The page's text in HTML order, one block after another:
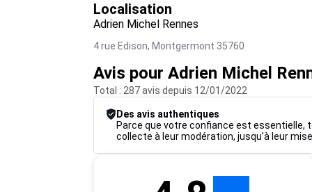
Localisation
Adrien Michel Rennes
4 rue Edison, Montgermont 35760
Avis pour Adrien Michel
Total : 287 avis depuis 12/01/2022
Des avis authentiques
Parce que votre confiance est essentielle,
collecte à leur modération, jusqu’à leur